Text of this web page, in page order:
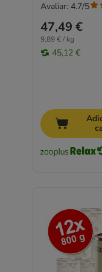
47,49 €
9,89 € / kg
45,12 €
Avaliar: 4.7/5